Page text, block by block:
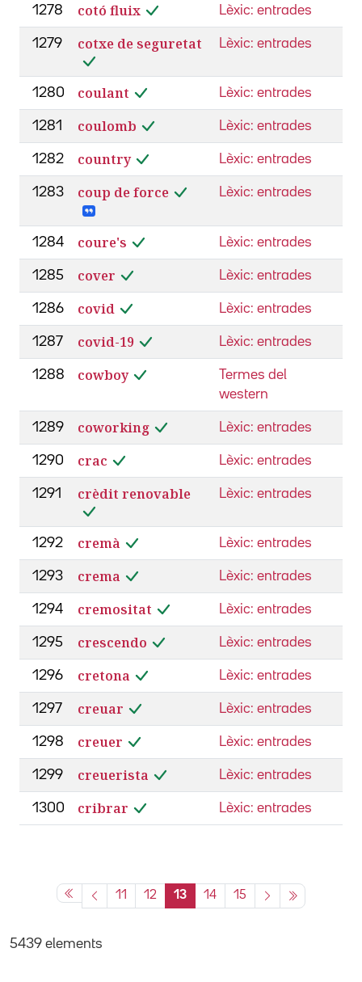
1278 cotó fluix Lèxic: entrades
1279 cotxe de seguretat Lèxic: entrades
1280 coulant Lèxic: entrades
1281 coulomb Lèxic: entrades
1282 country Lèxic: entrades
1283 coup de force Lèxic: entrades
1284 coure's Lèxic: entrades
1285 cover Lèxic: entrades
1286 covid Lèxic: entrades
1287 covid-19 Lèxic: entrades
1288 cowboy
Termes del
western
1289 coworking Lèxic: entrades
1290 crac Lèxic: entrades
1291 crèdit renovable Lèxic: entrades
1292 cremà Lèxic: entrades
1293 crema Lèxic: entrades
1294 cremositat Lèxic: entrades
1295 crescendo Lèxic: entrades
1296 cretona Lèxic: entrades
1297 creuar Lèxic: entrades
1298 creuer Lèxic: entrades
1299 creuerista Lèxic: entrades
1300 cribrar Lèxic: entrades
11 12 13 14 15
5439 elements